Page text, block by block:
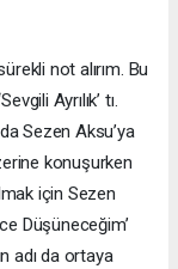
not alırım. Bu
Ayrılık’ tı.
da Sezen Aksu’ya
konuşurken
için Sezen
Düşüneceğim’
adı da ortaya